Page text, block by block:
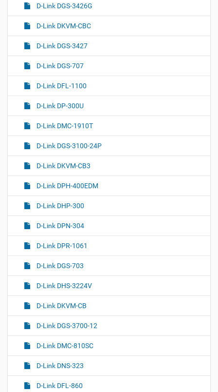
D-Link DGS-3426G
D-Link DKVM-CBC
D-Link DGS-3427
D-Link DGS-707
D-Link DFL-1100
D-Link DP-300U
D-Link DMC-1910T
D-Link DGS-3100-24P
D-Link DKVM-CB3
D-Link DPH-400EDM
D-Link DHP-300
D-Link DPN-304
D-Link DPR-1061
D-Link DGS-703
D-Link DHS-3224V
D-Link DKVM-CB
D-Link DGS-3700-12
D-Link DMC-810SC
D-Link DNS-323
D-Link DFL-860